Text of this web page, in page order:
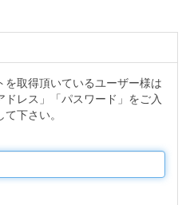
取得頂いているユーザー様は
レス」「パスワード」をご入
下さい。